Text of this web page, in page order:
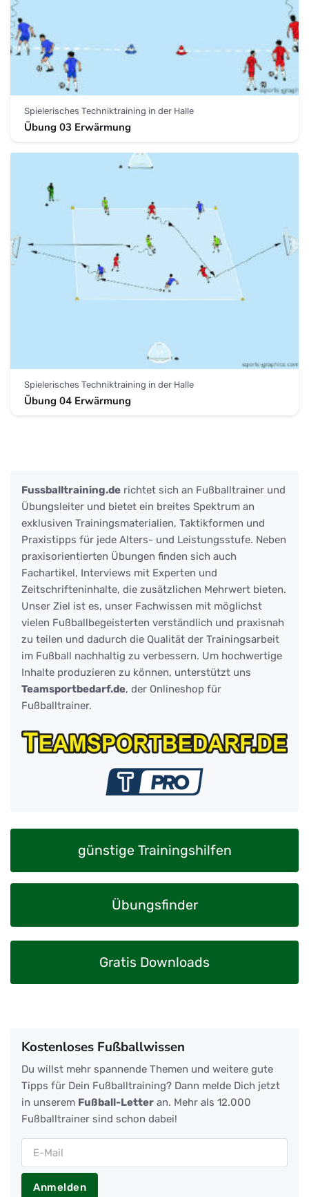
Spielerisches Techniktraining in der Halle
Übung 03 Erwärmung
Spielerisches Techniktraining in der Halle
Übung 04 Erwärmung
Fussballtraining.de richtet sich an Fußballtrainer und
Übungsleiter und bietet ein breites Spektrum an
exklusiven Trainingsmaterialien, Taktikformen und
Praxistipps für jede Alters- und Leistungsstufe. Neben
praxisorientierten Übungen finden sich auch
Fachartikel, Interviews mit Experten und
Zeitschrifteninhalte, die zusätzlichen Mehrwert bieten.
Unser Ziel ist es, unser Fachwissen mit möglichst
vielen Fußballbegeisterten verständlich und praxisnah
zu teilen und dadurch die Qualität der Trainingsarbeit
im Fußball nachhaltig zu verbessern. Um hochwertige
Inhalte produzieren zu können, unterstützt uns
Teamsportbedarf.de, der Onlineshop für
Fußballtrainer.
günstige Trainingshilfen
Übungsfinder
Gratis Downloads
Kostenloses Fußballwissen
Du willst mehr spannende Themen und weitere gute
Tipps für Dein Fußballtraining? Dann melde Dich jetzt
in unserem Fußball-Letter an. Mehr als 12.000
Fußballtrainer sind schon dabei!
Anmelden